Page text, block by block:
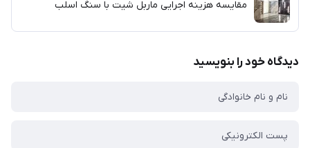
مقایسه هزینه اجرایی ماربل شیت با سنگ اسلب
دیدگاه خود را بنویسید